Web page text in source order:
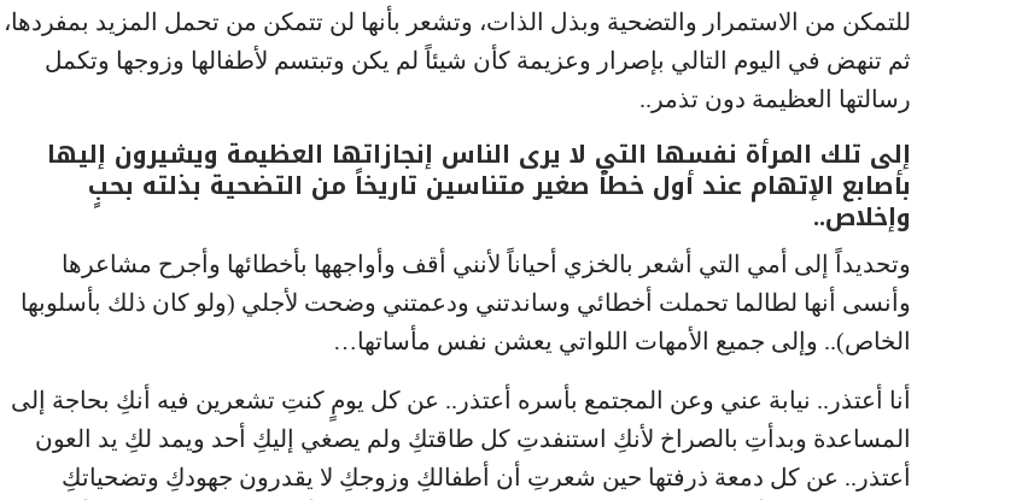
للتمكن من الاستمرار والتضحية وبذل الذات، وتشعر بأنها لن تتمكن من تحمل المزيد بمفردها،
ثم تنهض في اليوم التالي بإصرار وعزيمة كأن شيئاً لم يكن وتبتسم لأطفالها وزوجها وتكمل
رسالتها العظيمة دون تذمر..
إلى تلك المرأة نفسها التي لا يرى الناس إنجازاتها العظيمة ويشيرون إليها
بأصابع الإتهام عند أول خطأ صغير متناسين تاريخاً من التضحية بذلته بحبٍ
وإخلاص..
وتحديداً إلى أمي التي أشعر بالخزي أحياناً لأنني أقف وأواجهها بأخطائها وأجرح مشاعرها
وأنسى أنها لطالما تحملت أخطائي وساندتني ودعمتني وضحت لأجلي (ولو كان ذلك بأسلوبها
الخاص).. وإلى جميع الأمهات اللواتي يعشن نفس مأساتها…
أنا أعتذر.. نيابة عني وعن المجتمع بأسره أعتذر.. عن كل يومٍ كنتِ تشعرين فيه أنكِ بحاجة إلى
المساعدة وبدأتِ بالصراخ لأنكِ استنفدتِ كل طاقتكِ ولم يصغي إليكِ أحد ويمد لكِ يد العون
أعتذر.. عن كل دمعة ذرفتها حين شعرتِ أن أطفالكِ وزوجكِ لا يقدرون جهودكِ وتضحياتكِ